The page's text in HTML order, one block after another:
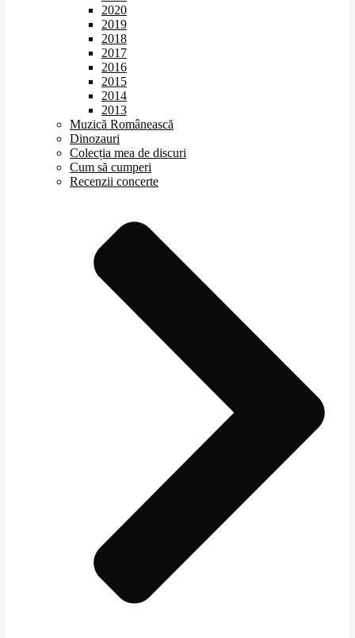
2020
2019
2018
2017
2016
2015
2014
2013
Muzică Românească
Dinozauri
Colecția mea de discuri
Cum să cumperi
Recenzii concerte